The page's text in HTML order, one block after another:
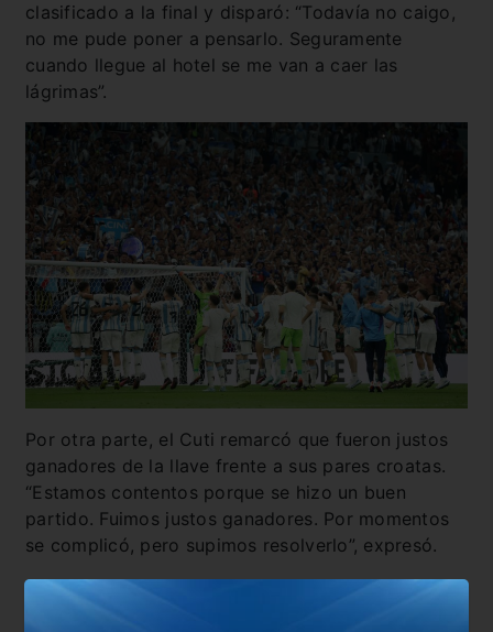
clasificado a la final y disparó: “Todavía no caigo,
no me pude poner a pensarlo. Seguramente
cuando llegue al hotel se me van a caer las
lágrimas”.
Por otra parte, el Cuti remarcó que fueron justos
ganadores de la llave frente a sus pares croatas.
“Estamos contentos porque se hizo un buen
partido. Fuimos justos ganadores. Por momentos
se complicó, pero supimos resolverlo”, expresó.
Finalmente, el ex Belgrano fue clarito y aseguró